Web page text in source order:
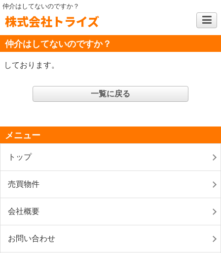
仲介はしてないのですか？
株式会社トライズ
仲介はしてないのですか？
しております。
一覧に戻る
メニュー
トップ
売買物件
会社概要
お問い合わせ